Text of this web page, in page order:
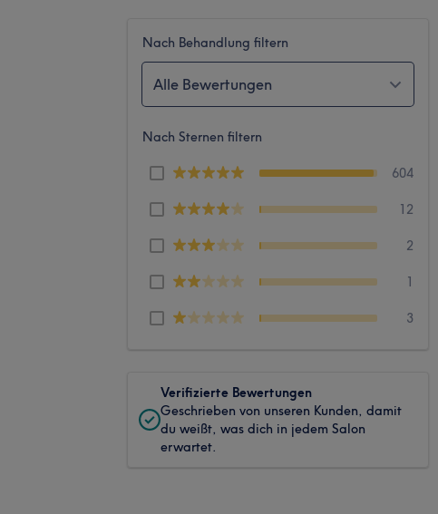
Nach Behandlung filtern
Alle Bewertungen
Nach Sternen filtern
604
12
2
1
3
Verifizierte Bewertungen
Geschrieben von unseren Kunden, damit
du weißt, was dich in jedem Salon
erwartet.